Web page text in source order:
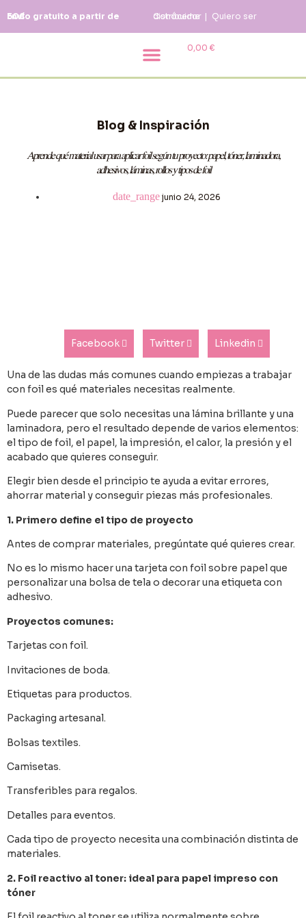
Envío gratuito a partir de 50€ Conóceme|
Quiero ser distribuidor
0,00€
Blog & Inspiración
Aprende qué material usar para aplicar foil según tu proyecto: papel, tóner, laminadora,
adhesivos, láminas, rollos y tipos de foil
junio 24, 2026
Facebook Twitter Linkedin
Una de las dudas más comunes cuando empiezas a trabajar
con foil es qué materiales necesitas realmente.
Puede parecer que solo necesitas una lámina brillante y una
laminadora, pero el resultado depende de varios elementos:
el tipo de foil, el papel, la impresión, el calor, la presión y el
acabado que quieres conseguir.
Elegir bien desde el principio te ayuda a evitar errores,
ahorrar material y conseguir piezas más profesionales.
1. Primero define el tipo de proyecto
Antes de comprar materiales, pregúntate qué quieres crear.
No es lo mismo hacer una tarjeta con foil sobre papel que
personalizar una bolsa de tela o decorar una etiqueta con
adhesivo.
Proyectos comunes:
Tarjetas con foil.
Invitaciones de boda.
Etiquetas para productos.
Packaging artesanal.
Bolsas textiles.
Camisetas.
Transferibles para regalos.
Detalles para eventos.
Cada tipo de proyecto necesita una combinación distinta de
materiales.
2. Foil reactivo al toner: ideal para papel impreso con
tóner